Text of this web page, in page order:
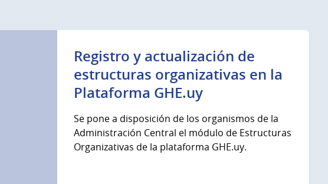
Registro y actualización de
estructuras organizativas en la
Plataforma GHE.uy
Se pone a disposición de los organismos de la
Administración Central el módulo de Estructuras
Organizativas de la plataforma GHE.uy.